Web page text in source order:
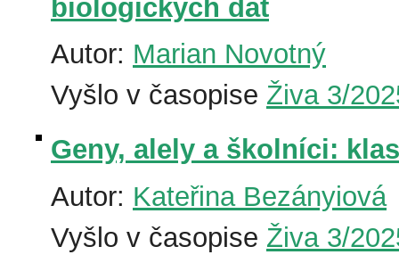
biologických dat
Autor: Marian Novotný
Vyšlo v časopise Živa 3/
Geny, alely a školníci:
Autor: Kateřina Bezányiová
Vyšlo v časopise Živa 3/